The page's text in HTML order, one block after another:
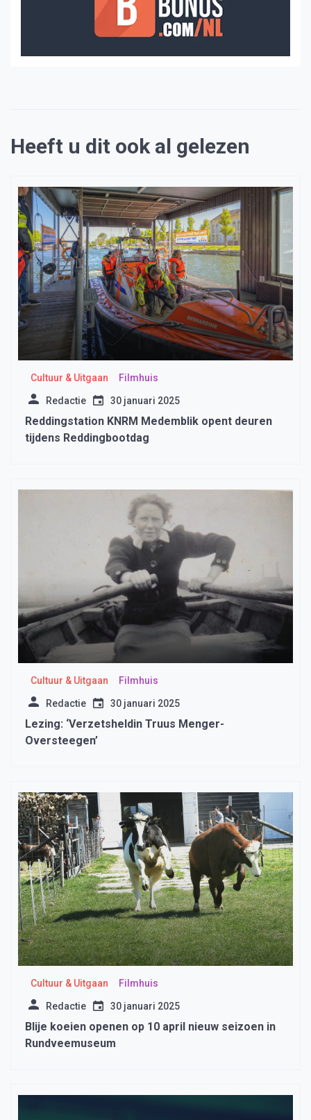
Heeft u dit ook al gelezen
Cultuur & Uitgaan Filmhuis
Redactie 30 januari 2025
Reddingstation KNRM Medemblik opent deuren
tijdens Reddingbootdag
Cultuur & Uitgaan Filmhuis
Redactie 30 januari 2025
Lezing: ‘Verzetsheldin Truus Menger-
Oversteegen’
Cultuur & Uitgaan Filmhuis
Redactie 30 januari 2025
Blije koeien openen op 10 april nieuw seizoen in
Rundveemuseum